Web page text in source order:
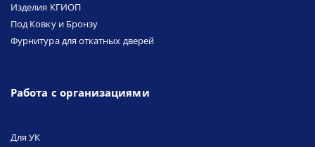
Изделия КГИОП
Под Ковку и Бронзу
Фурнитура для откатных дверей
Работа с организациями
Для УК